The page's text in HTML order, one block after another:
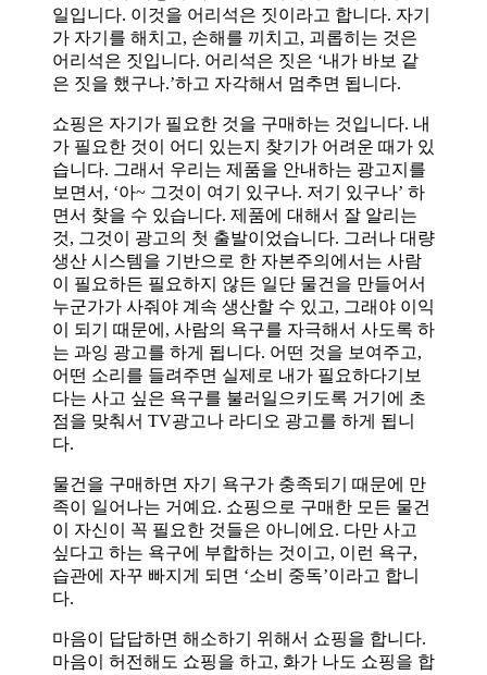
일입니다. 이것을 어리석은 짓이라고 합니다. 자기
가 자기를 해치고, 손해를 끼치고, 괴롭히는 것은
어리석은 짓입니다. 어리석은 짓은 ‘내가 바보 같
은 짓을 했구나.’하고 자각해서 멈추면 됩니다.
쇼핑은 자기가 필요한 것을 구매하는 것입니다. 내
가 필요한 것이 어디 있는지 찾기가 어려운 때가 있
습니다. 그래서 우리는 제품을 안내하는 광고지를
보면서, ‘아~ 그것이 여기 있구나. 저기 있구나’ 하
면서 찾을 수 있습니다. 제품에 대해서 잘 알리는
것, 그것이 광고의 첫 출발이었습니다. 그러나 대량
생산 시스템을 기반으로 한 자본주의에서는 사람
이 필요하든 필요하지 않든 일단 물건을 만들어서
누군가가 사줘야 계속 생산할 수 있고, 그래야 이익
이 되기 때문에, 사람의 욕구를 자극해서 사도록 하
는 과잉 광고를 하게 됩니다. 어떤 것을 보여주고,
어떤 소리를 들려주면 실제로 내가 필요하다기보
다는 사고 싶은 욕구를 불러일으키도록 거기에 초
점을 맞춰서 TV광고나 라디오 광고를 하게 됩니
다.
물건을 구매하면 자기 욕구가 충족되기 때문에 만
족이 일어나는 거예요. 쇼핑으로 구매한 모든 물건
이 자신이 꼭 필요한 것들은 아니에요. 다만 사고
싶다고 하는 욕구에 부합하는 것이고, 이런 욕구,
습관에 자꾸 빠지게 되면 ‘소비 중독’이라고 합니
다.
마음이 답답하면 해소하기 위해서 쇼핑을 합니다.
마음이 허전해도 쇼핑을 하고, 화가 나도 쇼핑을 합